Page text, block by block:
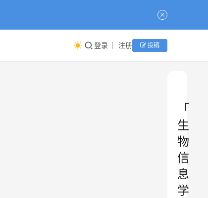
登录 注册 投稿
「
生
物
信
息
学